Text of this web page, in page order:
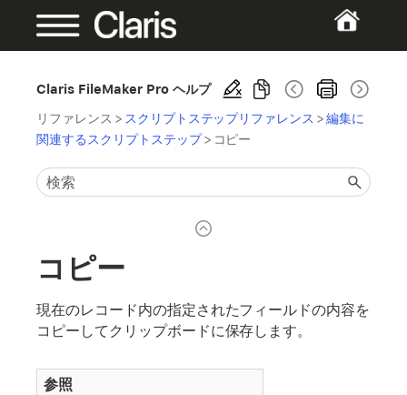
Claris FileMaker Pro ヘルプ
リファレンス > スクリプトステップリファレンス >編集に
関連するスクリプトステップ > コピー
コピー
現在のレコード内の指定されたフィールドの内容を
コピーしてクリップボードに保存します。
参照